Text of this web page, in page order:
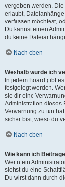
vergeben werden.
erlaubt,
verfassen möchtest,
Du kannst einen
du keine
Nach oben
Weshalb wurde ich
In jedem Board gibt
festgelegt werden.
sie dir eine
Administration dieses
Verwarnung zu tun
sicher bist, wieso du
Nach oben
Wie kann ich
Wenn ein
siehst du eine
Du wirst dann durch